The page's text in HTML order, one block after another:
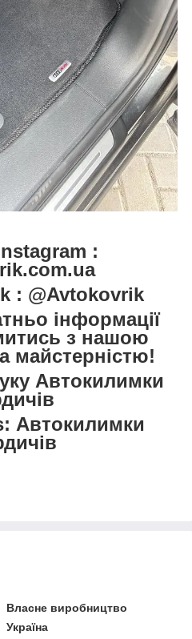
:
: @Avtokovrik
інформації
з нашою
майстерністю!
Автокилимки
Автокилимки
Власне виробництво
Україна